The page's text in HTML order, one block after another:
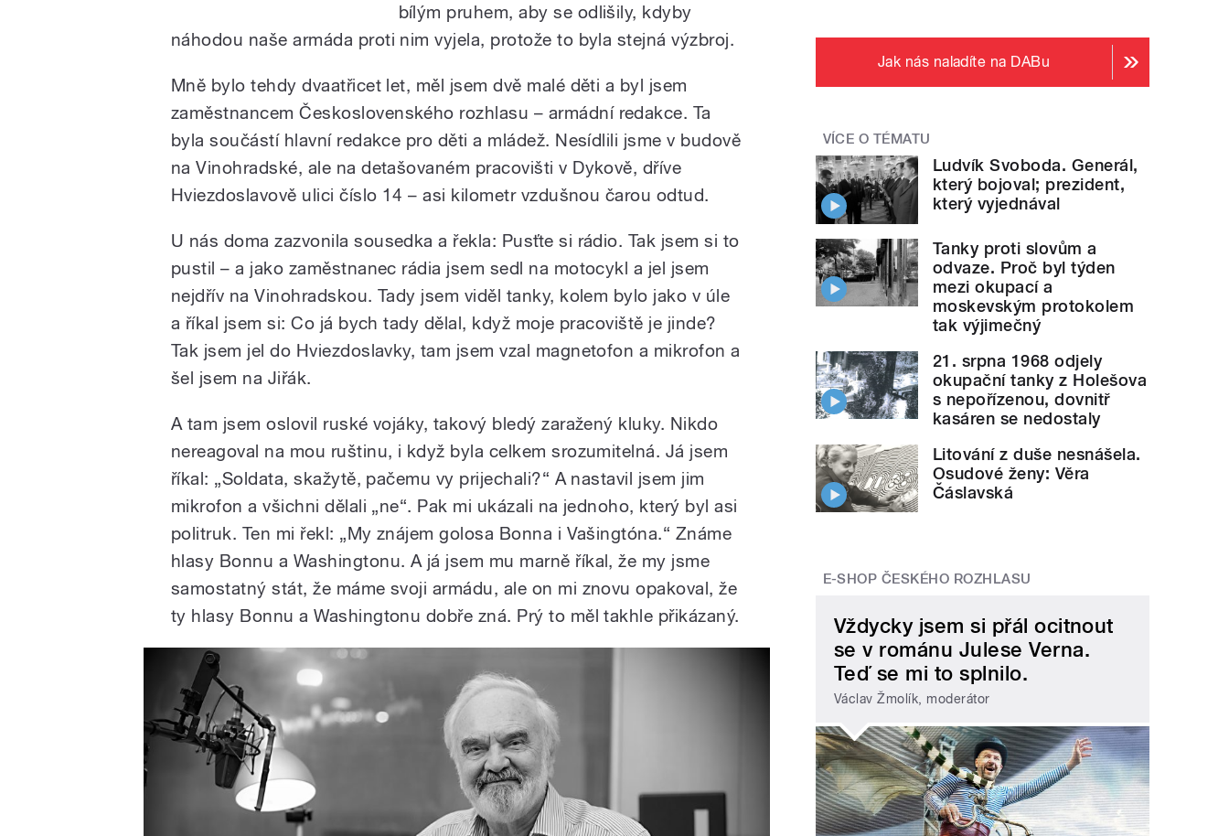
bílým pruhem, aby se odlišily, kdyby
náhodou naše armáda proti nim vyjela, protože to byla stejná výzbroj.
Mně bylo tehdy dvaatřicet let, měl jsem dvě malé děti a byl jsem
zaměstnancem Československého rozhlasu – armádní redakce. Ta
byla součástí hlavní redakce pro děti a mládež. Nesídlili jsme v budově
na Vinohradské, ale na detašovaném pracovišti v Dykově, dříve
Hviezdoslavově ulici číslo 14 – asi kilometr vzdušnou čarou odtud.
U nás doma zazvonila sousedka a řekla: Pusťte si rádio. Tak jsem si to
pustil – a jako zaměstnanec rádia jsem sedl na motocykl a jel jsem
nejdřív na Vinohradskou. Tady jsem viděl tanky, kolem bylo jako v úle
a říkal jsem si: Co já bych tady dělal, když moje pracoviště je jinde?
Tak jsem jel do Hviezdoslavky, tam jsem vzal magnetofon a mikrofon a
šel jsem na Jiřák.
A tam jsem oslovil ruské vojáky, takový bledý zaražený kluky. Nikdo
nereagoval na mou ruštinu, i když byla celkem srozumitelná. Já jsem
říkal: „Soldata, skažytě, pačemu vy prijechali?“ A nastavil jsem jim
mikrofon a všichni dělali „ne“. Pak mi ukázali na jednoho, který byl asi
politruk. Ten mi řekl: „My znájem golosa Bonna i Vašingtóna.“ Známe
hlasy Bonnu a Washingtonu. A já jsem mu marně říkal, že my jsme
samostatný stát, že máme svoji armádu, ale on mi znovu opakoval, že
ty hlasy Bonnu a Washingtonu dobře zná. Prý to měl takhle přikázaný.
Jak nás naladíte na DABu
VÍCE O TÉMATU
Ludvík Svoboda. Generál,
který bojoval; prezident,
který vyjednával
Tanky proti slovům a
odvaze. Proč byl týden
mezi okupací a
moskevským protokolem
tak výjimečný
21. srpna 1968 odjely
okupační tanky z Holešova
s nepořízenou, dovnitř
kasáren se nedostaly
Litování z duše nesnášela.
Osudové ženy: Věra
Čáslavská
E-SHOP ČESKÉHO ROZHLASU
Vždycky jsem si přál ocitnout
se v románu Julese Verna.
Teď se mi to splnilo.
Václav Žmolík, moderátor